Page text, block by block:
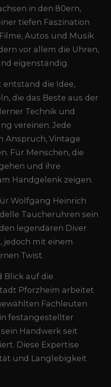
in den 80ern,
tiefen Faszination
Autos und Musik
vor allem die Uhren,
eigenständig.
entstand die Idee,
die das Beste aus der
Technik und
vereinen. Jede
Anspruch, Vintage
Für Menschen, die
und ihre
Handgelenk zeigen.
Wolfgang Heinrich
Taucheruhren sein
legendären Diver
jedoch mit einem
Twist.
Blick auf die
Pforzheim arbeitet
Fachleuten
festangestellter
Handwerk seit
Diese Expertise
und Langlebigkeit